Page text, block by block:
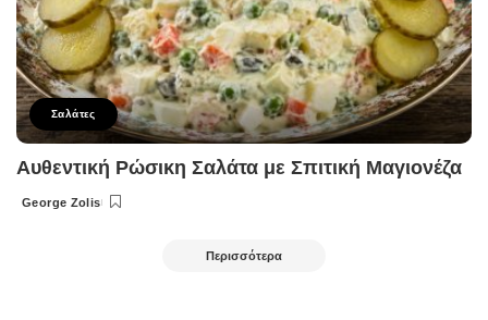
Σαλάτες
Αυθεντική Ρώσικη Σαλάτα με Σπιτική Μαγιονέζα
Posted
George Zolis
Περισσότερα